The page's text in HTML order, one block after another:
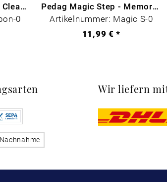
CARBON LAB Midsole Cleaner
0
Pedag Magic Step - Memory Schaum
Artikelnummer: Magic S-0
11,99 € *
Nachnahme
Wir liefern